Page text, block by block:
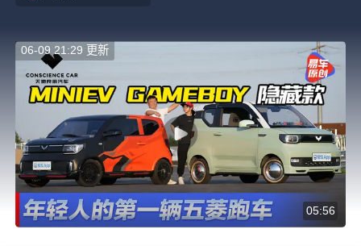
06-09 21:29 更新
05:56